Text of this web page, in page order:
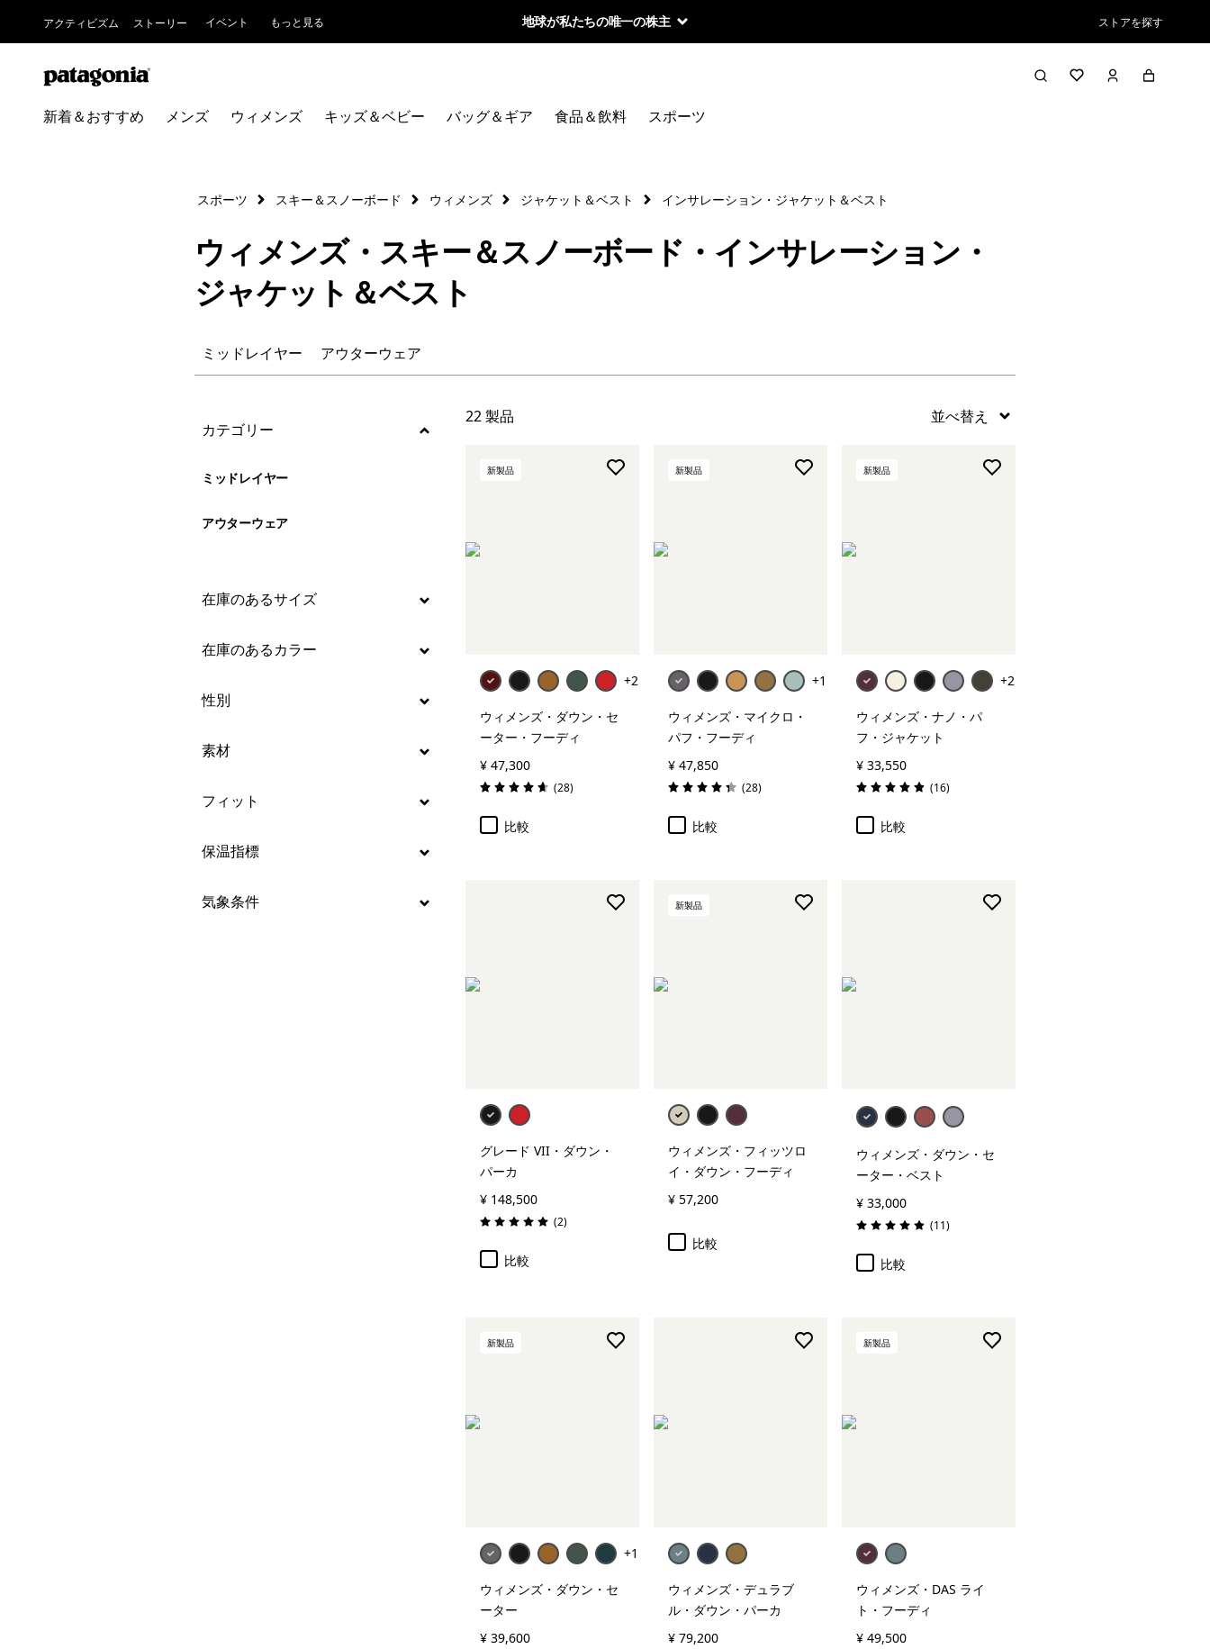
アクティビズム ストーリー イベント もっと見る 地球が私たちの唯一の株主 ストアを探す
新着＆おすすめ メンズ ウィメンズ キッズ＆ベビー バッグ＆ギア 食品＆飲料 スポーツ
絞り込み
在庫のあるサイズ
絞り込み
在庫のあるカラー
絞り込み
性別
絞り込み
絞り込み
気象条件
スポーツ スキー＆スノーボード ウィメンズ ジャケット＆ベスト インサレーション・ジャケット＆ベスト
ウィメンズ・スキー＆スノーボード・インサレーション・
ジャケット＆ベスト
ミッドレイヤー アウターウェア
絞り込み
カテゴリー
ミッドレイヤー
アウターウェア
絞り込み
在庫のあるサイズ
絞り込み
在庫のあるカラー
絞り込み
性別
絞り込み
素材
絞り込み
フィット
絞り込み
保温指標
絞り込み
気象条件
22 製品
新製品
+2
ウィメンズ・ダウン・セ
ーター・フーディ
¥ 47,300
評価: 4.6 / 5 (28レビュー
)
比較
新製品
+1
ウィメンズ・マイクロ・
パフ・フーディ
¥ 47,850
評価: 4.3 / 5 (28レビュー
)
比較
新製品
+2
ウィメンズ・ナノ・パ
フ・ジャケット
¥ 33,550
評価: 4.9 / 5 (16レビュー
)
比較
グレード VII・ダウン・
パーカ
¥ 148,500
評価: 5.0 / 5 (2レビュー
)
比較
新製品
ウィメンズ・フィッツロ
イ・ダウン・フーディ
¥ 57,200
比較
ウィメンズ・ダウン・セ
ーター・ベスト
¥ 33,000
評価: 4.9 / 5 (11レビュー
)
比較
新製品
+1
ウィメンズ・ダウン・セ
ーター
¥ 39,600
ウィメンズ・デュラブ
ル・ダウン・パーカ
¥ 79,200
新製品
ウィメンズ・DAS ライ
ト・フーディ
¥ 49,500